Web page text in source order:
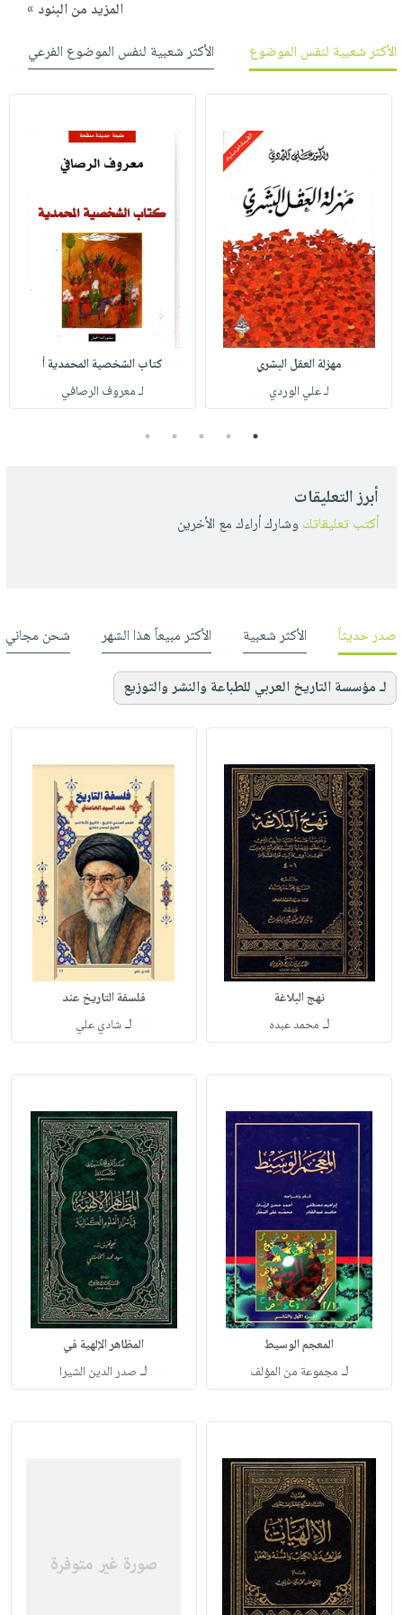
المزيد من البنود »
الأكثر شعبية لنفس الموضوع
الأكثر شعبية لنفس الموضوع الفرعي
مهزلة العقل البشري
لـ علي الوردي
كتاب الشخصية المحمدية أ
لـ معروف الرصافي
1
2
3
4
5
أبرز التعليقات
أكتب تعليقاتك وشارك أراءك مع الأخرين
صدر حديثاً الأكثر شعبية الأكثر مبيعاً هذا الشهر شحن مجاني
لـ مؤسسة التاريخ العربي للطباعة والنشر والتوزيع
نهج البلاغة
لـ محمد عبده
فلسفة التاريخ عند
لـشادي علي
المعجم الوسيط
لـ مجموعة من المؤلف
المظاهر الإلهية في
لـ صدر الدين الشيرا